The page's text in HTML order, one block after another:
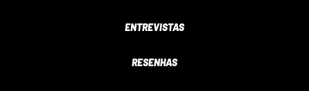
ENTREVISTAS
RESENHAS